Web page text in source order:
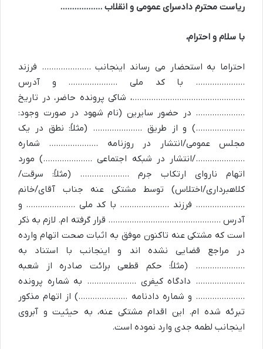
ریاست محترم دادسرای عمومی و انقلاب ………………
با سلام و احترام،
احتراما به استحضار می رساند اینجانب ………………… فرزند
………………… با کد ملی ………………… و آدرس
…………………………………………، شاکی پرونده حاضر، در تاریخ
………………… در حضور سایرین (نام شهود در صورت وجود:
…………………) و از طریق ………………… (مثلاً: نطق در یک
مجلس عمومی/انتشار در روزنامه ………………… شماره
…………………/انتشار در شبکه اجتماعی …………………) مورد
اتهام ناروای ارتکاب جرم ………………… (مثلاً: سرقت/
کلاهبرداری/اختلاس) توسط مشتکی عنه جناب آقای/خانم
………………… فرزند ………………… با کد ملی ………………… و
آدرس ………………………………………… قرار گرفته ام. لازم به ذکر
است که مشتکی عنه تاکنون موفق به اثبات صحت اتهام وارده
در مراجع قضایی نشده اند و اینجانب با استناد به
………………… (مثلاً: حکم قطعی برائت صادره از شعبه
………………… دادگاه کیفری ………………… به شماره پرونده
………………… و شماره دادنامه …………………) از اتهام مذکور
تبرئه شده ام. این اقدام مشتکی عنه، به حیثیت و آبروی
اینجانب لطمه جدی وارد نموده است.